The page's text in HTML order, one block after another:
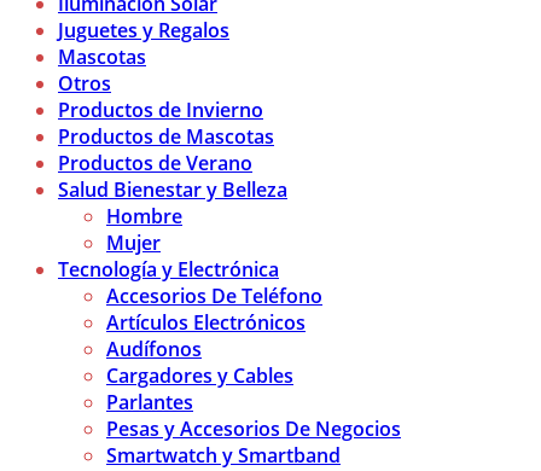
Juguetes y Regalos
Mascotas
Otros
Productos de Invierno
Productos de Mascotas
Productos de Verano
Salud Bienestar y Belleza
Hombre
Mujer
Tecnología y Electrónica
Accesorios De Teléfono
Artículos Electrónicos
Audífonos
Cargadores y Cables
Parlantes
Pesas y Accesorios De Negocios
Smartwatch y Smartband